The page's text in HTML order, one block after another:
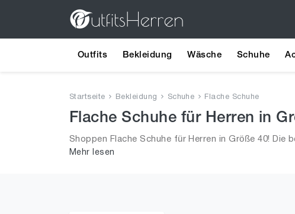
Outfits Bekleidung Wäsche Schuhe
Startseite Bekleidung Schuhe Flache Schuhe
Flache Schuhe für Herren in
Shoppen Flache Schuhe für Herren in Größe 40! Die
Männer!
Mehr lesen